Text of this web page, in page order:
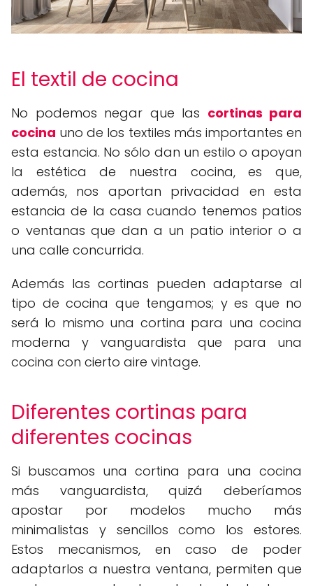
El textil de cocina
No podemos negar que las cortinas para
cocina uno de los textiles más importantes en
esta estancia. No sólo dan un estilo o apoyan
la estética de nuestra cocina, es que,
además, nos aportan privacidad en esta
estancia de la casa cuando tenemos patios
o ventanas que dan a un patio interior o a
una calle concurrida.
Además las cortinas pueden adaptarse al
tipo de cocina que tengamos; y es que no
será lo mismo una cortina para una cocina
moderna y vanguardista que para una
cocina con cierto aire vintage.
Diferentes cortinas para
diferentes cocinas
Si buscamos una cortina para una cocina
más vanguardista, quizá deberíamos
apostar por modelos mucho más
minimalistas y sencillos como los estores.
Estos mecanismos, en caso de poder
adaptarlos a nuestra ventana, permiten que